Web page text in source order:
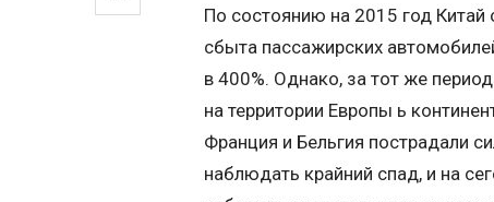
По состоянию на 2015 год
сбыта пассажирских
в 400%. Однако, за тот же
на территории Европы ь
Франция и Бельгия пострадали
наблюдать крайний спад, и на